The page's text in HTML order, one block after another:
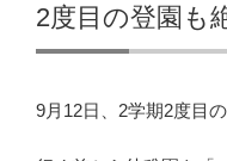
2度目の登園も
9月12日、2学期2度目